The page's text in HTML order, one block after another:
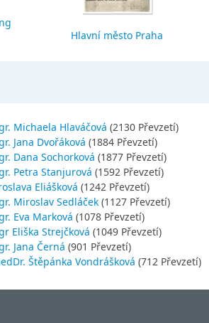
Hlavní město Praha
Michaela Hlaváčová (2130 Převzetí)
Jana Dvořáková (1884 Převzetí)
Dana Sochorková (1877 Převzetí)
Petra Stanjurová (1592 Převzetí)
Eliášková (1242 Převzetí)
Miroslav Sedláček (1127 Převzetí)
Eva Marková (1078 Převzetí)
Eliška Strejčková (1049 Převzetí)
Jana Černá (901 Převzetí)
Štěpánka Vondrášková (712 Převzetí)